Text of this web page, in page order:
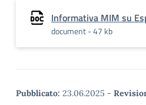
Informativa MIM su
document - 47 kb
Pubblicato: 23.06.2025 -